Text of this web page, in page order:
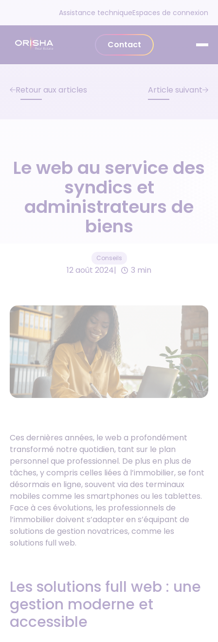
Assistance techniqueEspaces de connexion
Contact
Retour aux articles Article suivant
Le web au service des
syndics et
administrateurs de
biens
Conseils
12 août 2024 3 min
Ces dernières années, le web a profondément
transformé notre quotidien, tant sur le plan
personnel que professionnel. De plus en plus de
tâches, y compris celles liées à l’immobilier, se font
désormais en ligne, souvent via des terminaux
mobiles comme les smartphones ou les tablettes.
Face à ces évolutions, les professionnels de
l’immobilier doivent s’adapter en s’équipant de
solutions de gestion novatrices, comme les
solutions full web.
Les solutions full web : une
gestion moderne et
accessible